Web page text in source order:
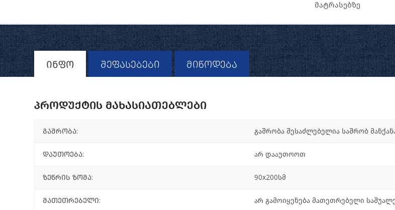
მატრასებზე
ინფო შეფასებები მიწოდება
პროდუქტის მახასიათებლები
გაშრობა: გაშრობა შესაძლებელია საშრობ
დაუთოება: არ დააუთოოთ
ზეწრის ზომა: 90x200სმ
მათეთრებელი: არ გამოიყენება მათეთრებელი